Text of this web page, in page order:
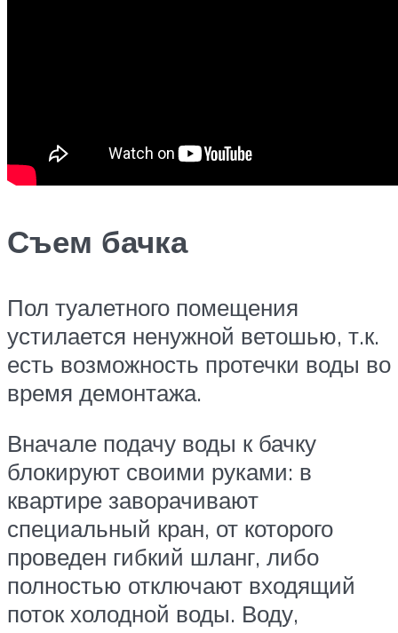
Съем бачка
Пол туалетного помещения
устилается ненужной ветошью, т.к.
есть возможность протечки воды во
время демонтажа.
Вначале подачу воды к бачку
блокируют своими руками: в
квартире заворачивают
специальный кран, от которого
проведен гибкий шланг, либо
полностью отключают входящий
поток холодной воды. Воду,